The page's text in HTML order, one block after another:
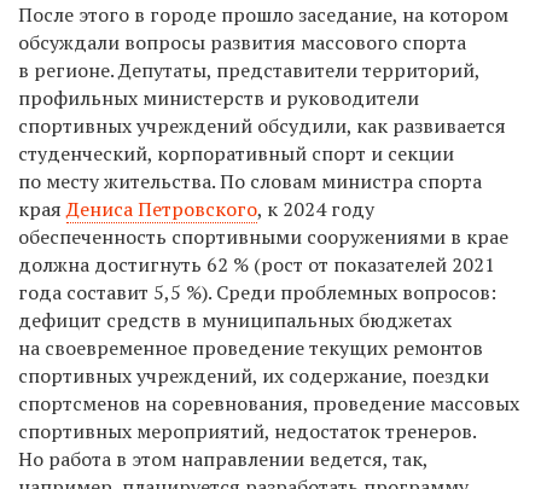
После этого в городе прошло заседание, на котором
обсуждали вопросы развития массового спорта
в регионе. Депутаты, представители территорий,
профильных министерств и руководители
спортивных учреждений обсудили, как развивается
студенческий, корпоративный спорт и секции
по месту жительства. По словам министра спорта
краяДениса Петровского, к 2024 году
обеспеченность спортивными сооружениями в крае
должна достигнуть 62 % (рост от показателей 2021
года составит 5,5 %). Среди проблемных вопросов:
дефицит средств в муниципальных бюджетах
на своевременное проведение текущих ремонтов
спортивных учреждений, их содержание, поездки
спортсменов на соревнования, проведение массовых
спортивных мероприятий, недостаток тренеров.
Но работа в этом направлении ведется, так,